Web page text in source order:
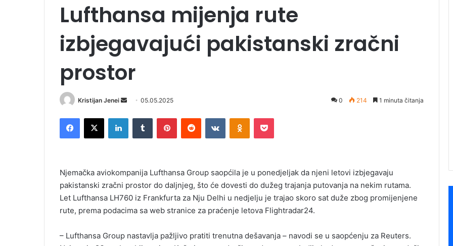
Lufthansa mijenja rute
izbjegavajući pakistanski zračni
prostor
Kristijan Jenei
d
e
m
a
i
05.05.2025 0 214 1 minuta čitanja
Njemačka aviokompanija Lufthansa Group saopćila je u ponedjeljak da njeni letovi izbjegavaju
pakistanski zračni prostor do daljnjeg, što će dovesti do dužeg trajanja putovanja na nekim rutama.
Let Lufthansa LH760 iz Frankfurta za Nju Delhi u nedjelju je trajao skoro sat duže zbog promijenjene
rute, prema podacima sa web stranice za praćenje letova Flightradar24.
– Lufthansa Group nastavlja pažljivo pratiti trenutna dešavanja – navodi se u saopćenju za Reuters.